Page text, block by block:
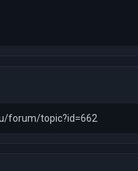
forum/topic?id=662